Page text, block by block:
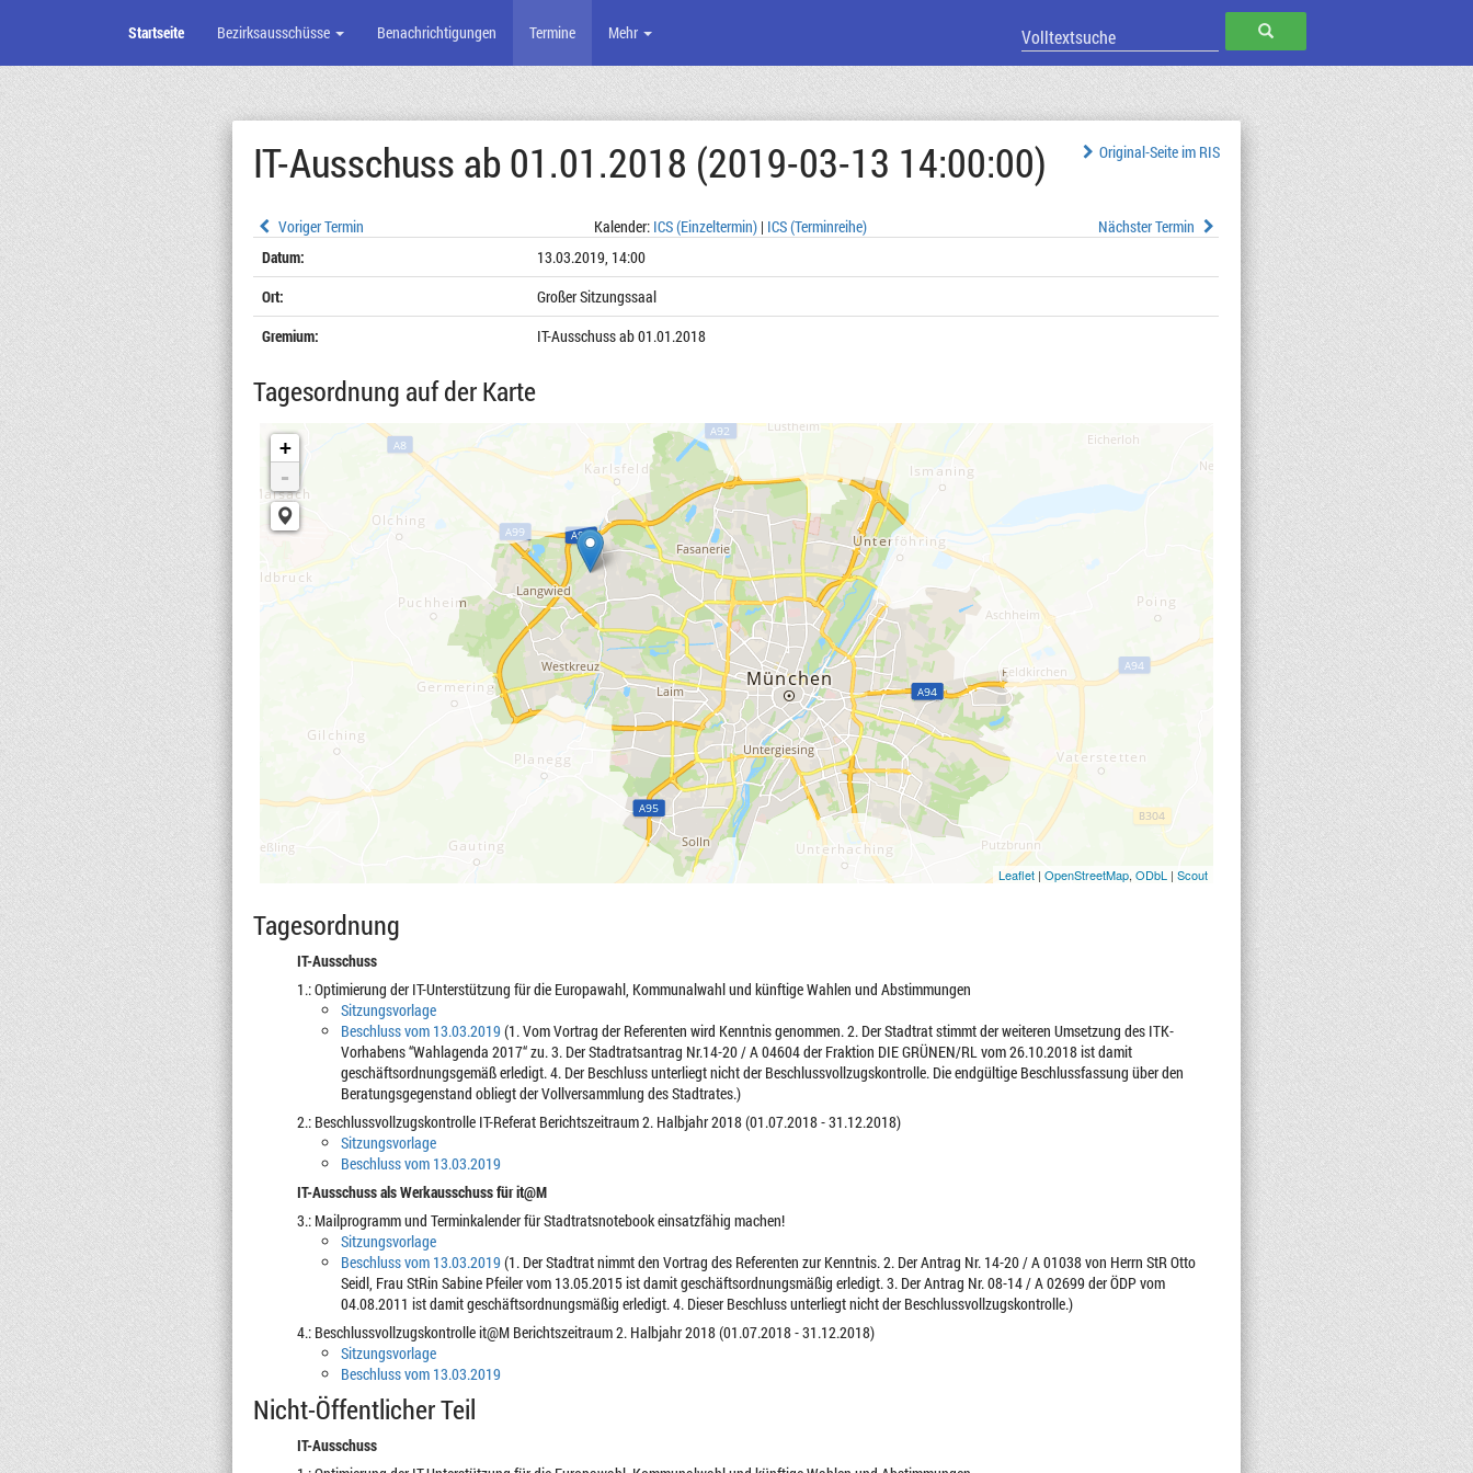
Zum
Seiteninhalt
SUCHEN
Startseite Bezirksausschüsse Benachrichtigungen Termine Mehr
Original-Seite im RIS
IT-Ausschuss ab 01.01.2018 (2019-03-13 14:00:00)
Nächster Termin
Voriger Termin Kalender: ICS (Einzeltermin) | ICS (Terminreihe)
Datum:
13.03.2019, 14:00
Ort:
Großer Sitzungssaal
Gremium:
IT-Ausschuss ab 01.01.2018
Tagesordnung auf der Karte
+
-
Leaflet| OpenStreetMap, ODbL | Scout
Tagesordnung
IT-Ausschuss
1.: Optimierung der IT-Unterstützung für die Europawahl, Kommunalwahl und künftige Wahlen und Abstimmungen
Sitzungsvorlage
Beschluss vom 13.03.2019 (1. Vom Vortrag der Referenten wird Kenntnis genommen. 2. Der Stadtrat stimmt der weiteren Umsetzung des ITK-
Vorhabens “Wahlagenda 2017“ zu. 3. Der Stadtratsantrag Nr.14-20 / A 04604 der Fraktion DIE GRÜNEN/RL vom 26.10.2018 ist damit
geschäftsordnungsgemäß erledigt. 4. Der Beschluss unterliegt nicht der Beschlussvollzugskontrolle. Die endgültige Beschlussfassung über den
Beratungsgegenstand obliegt der Vollversammlung des Stadtrates.)
2.: Beschlussvollzugskontrolle IT-Referat Berichtszeitraum 2. Halbjahr 2018 (01.07.2018 - 31.12.2018)
Sitzungsvorlage
Beschluss vom 13.03.2019
IT-Ausschuss als Werkausschuss für it@M
3.: Mailprogramm und Terminkalender für Stadtratsnotebook einsatzfähig machen!
Sitzungsvorlage
Beschluss vom 13.03.2019 (1. Der Stadtrat nimmt den Vortrag des Referenten zur Kenntnis. 2. Der Antrag Nr. 14-20 / A 01038 von Herrn StR Otto
Seidl, Frau StRin Sabine Pfeiler vom 13.05.2015 ist damit geschäftsordnungsmäßig erledigt. 3. Der Antrag Nr. 08-14 / A 02699 der ÖDP vom
04.08.2011 ist damit geschäftsordnungsmäßig erledigt. 4. Dieser Beschluss unterliegt nicht der Beschlussvollzugskontrolle.)
4.: Beschlussvollzugskontrolle it@M Berichtszeitraum 2. Halbjahr 2018 (01.07.2018 - 31.12.2018)
Sitzungsvorlage
Beschluss vom 13.03.2019
Nicht-Öffentlicher Teil
IT-Ausschuss